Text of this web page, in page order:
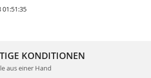
01:51:35
KONDITIONEN
aus einer Hand